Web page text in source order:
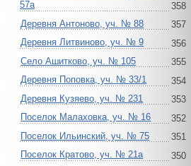
57а
358
Деревня Антоново, уч. № 88
357
Деревня Литвиново, уч. № 9
356
Село Ашитково, уч. № 105
355
Деревня Поповка, уч. № 33/1
354
Деревня Кузяево, уч. № 231
353
Поселок Малаховка, уч. № 16
352
Поселок Ильинский, уч. № 75
351
Поселок Кратово, уч. № 21а
350